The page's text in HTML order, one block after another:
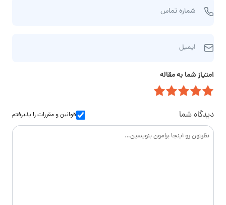
و
م‌
ا
ن
و
ا
د
گ
م
ر
ا
شماره تماس
ی
ی
ل
ایمیل
امتیاز شما به مقاله
دیدگاه شما قوانین و مقرراترا پذیرفتم